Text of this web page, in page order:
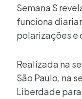
Semana S
funciona
polarizações e
Realizada na
São Paulo, na
Liberdade